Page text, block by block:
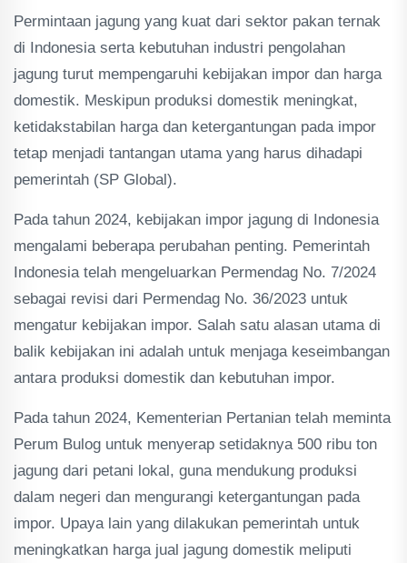
Permintaan jagung yang kuat dari sektor pakan ternak
di Indonesia serta kebutuhan industri pengolahan
jagung turut mempengaruhi kebijakan impor dan harga
domestik. Meskipun produksi domestik meningkat,
ketidakstabilan harga dan ketergantungan pada impor
tetap menjadi tantangan utama yang harus dihadapi
pemerintah​ (SP Global)​.
Pada tahun 2024, kebijakan impor jagung di Indonesia
mengalami beberapa perubahan penting. Pemerintah
Indonesia telah mengeluarkan Permendag No. 7/2024
sebagai revisi dari Permendag No. 36/2023 untuk
mengatur kebijakan impor. Salah satu alasan utama di
balik kebijakan ini adalah untuk menjaga keseimbangan
antara produksi domestik dan kebutuhan impor.
Pada tahun 2024, Kementerian Pertanian telah meminta
Perum Bulog untuk menyerap setidaknya 500 ribu ton
jagung dari petani lokal, guna mendukung produksi
dalam negeri dan mengurangi ketergantungan pada
impor​. Upaya lain yang dilakukan pemerintah untuk
meningkatkan harga jual jagung domestik meliputi